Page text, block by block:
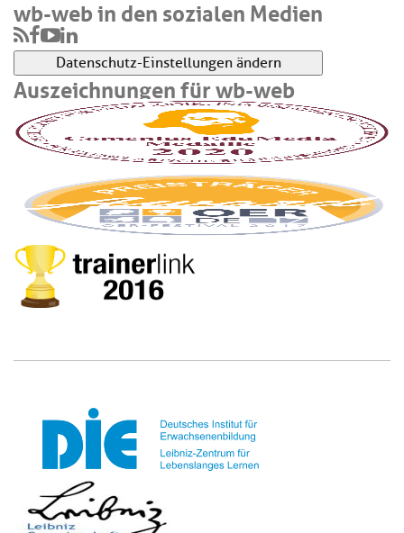
wb-web in den sozialen Medien
Datenschutz-Einstellungen ändern
Auszeichnungen für wb-web